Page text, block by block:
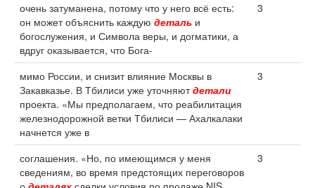
очень затуманена, потому что у него всё есть:
он может объяснить каждую деталь и
богослужения, и Символа веры, и догматики, а
вдруг оказывается, что Бога-
3
мимо России, и снизит влияние Москвы в
Закавказье. В Тбилиси уже уточняютдетали
проекта. «Мы предполагаем, что реабилитация
железнодорожной ветки Тбилиси — Ахалкалаки
начнется уже в
3
соглашения. «Но, по имеющимся у меня
сведениям, во время предстоящих переговоров
3